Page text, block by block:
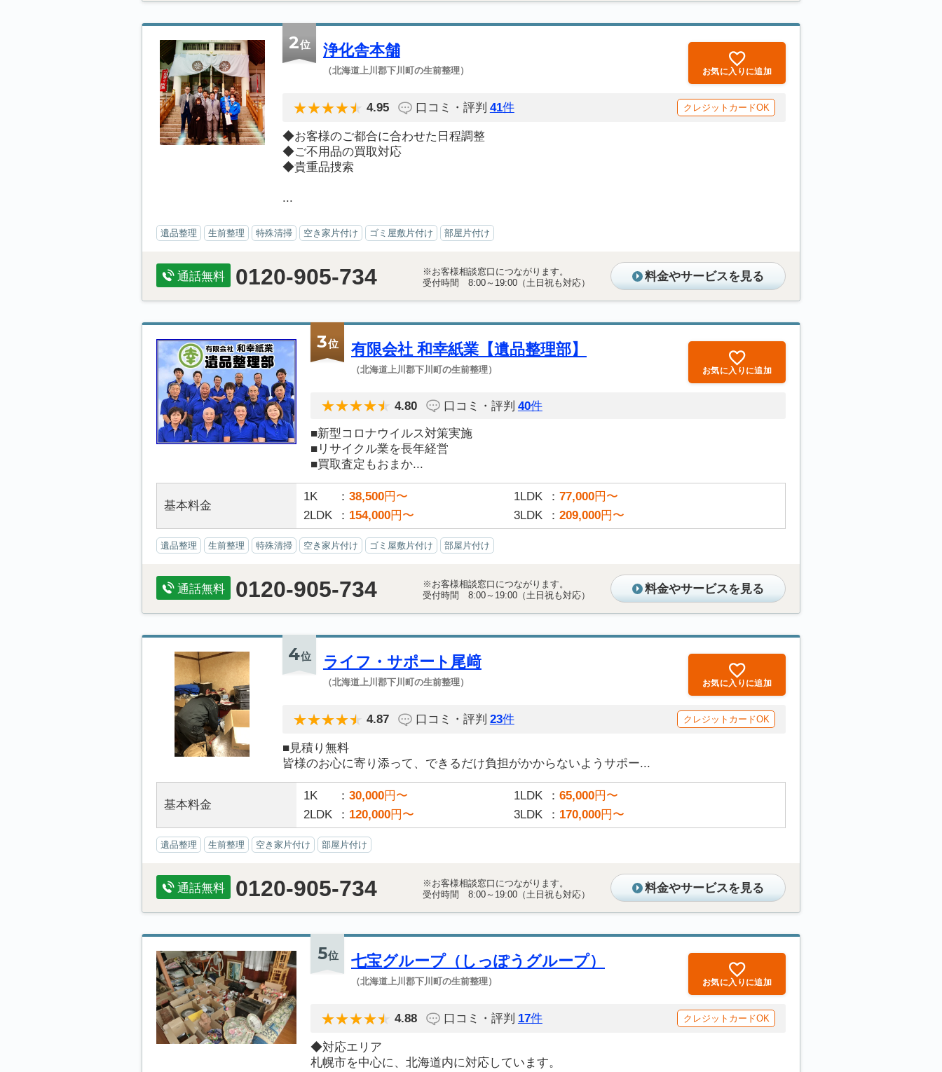
2位 浄化舎本舗
（北海道上川郡下川町の生前整理） お気に入りに追加
4.95 口コミ・評判 41件 クレジットカードOK
◆お客様のご都合に合わせた日程調整
◆ご不用品の買取対応
◆貴重品捜索
...
遺品整理 生前整理 特殊清掃 空き家片付け ゴミ屋敷片付け 部屋片付け
通話無料 0120-905-734
※お客様相談窓口につながります。
受付時間 8:00～19:00（土日祝も対応）
料金やサービスを見る
3位 有限会社 和幸紙業【遺品整理部】
（北海道上川郡下川町の生前整理） お気に入りに追加
4.80 口コミ・評判 40件
■新型コロナウイルス対策実施
■リサイクル業を長年経営
■買取査定もおまか...
基本料金
1K 38,500円〜 1LDK 77,000円〜
2LDK
154,000円〜 3LDK 209,000円〜
遺品整理 生前整理 特殊清掃 空き家片付け ゴミ屋敷片付け 部屋片付け
通話無料 0120-905-734
※お客様相談窓口につながります。
受付時間 8:00～19:00（土日祝も対応）
料金やサービスを見る
4位 ライフ・サポート尾﨑
（北海道上川郡下川町の生前整理） お気に入りに追加
4.87 口コミ・評判 23件 クレジットカードOK
■見積り無料
皆様のお心に寄り添って、できるだけ負担がかからないようサポー...
基本料金
1K 30,000円〜 1LDK 65,000円〜
2LDK
120,000円〜 3LDK 170,000円〜
遺品整理 生前整理 空き家片付け 部屋片付け
通話無料 0120-905-734
※お客様相談窓口につながります。
受付時間 8:00～19:00（土日祝も対応）
料金やサービスを見る
5位 七宝グループ（しっぽうグループ）
（北海道上川郡下川町の生前整理） お気に入りに追加
4.88 口コミ・評判 17件 クレジットカードOK
◆対応エリア
札幌市を中心に、北海道内に対応しています。